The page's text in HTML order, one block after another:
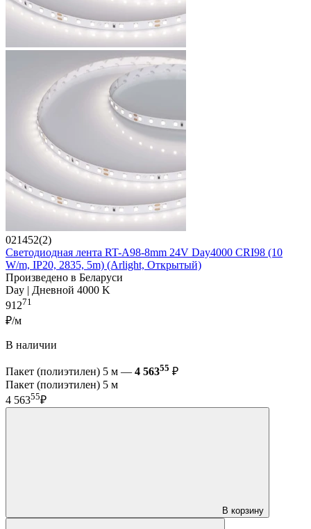
021452(2)
Светодиодная лента RT-A98-8mm 24V Day4000 CRI98 (10
W/m, IP20, 2835, 5m) (Arlight, Открытый)
Произведено в Беларуси
Day | Дневной 4000 K
91271
₽/м
В наличии
Пакет (полиэтилен) 5 м — 4 56355 ₽
Пакет (полиэтилен) 5 м
4 56355₽
В корзину